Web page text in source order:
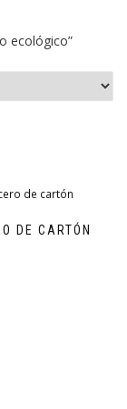
ecológico”
DE CARTÓN